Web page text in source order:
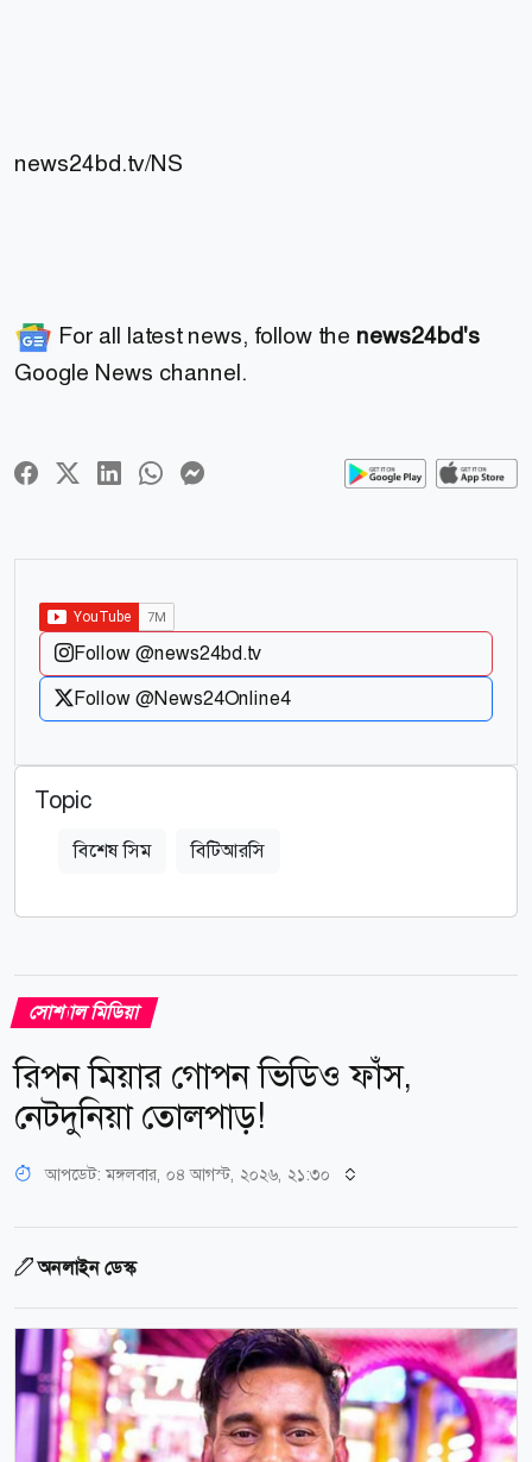
news24bd.tv/NS
For all latest news, follow the news24bd's
Google News channel.
Follow @news24bd.tv
Follow @News24Online4
Topic
বিশেষ সিম বিটিআরসি
সোশ্যাল মিডিয়া
রিপন মিয়ার গোপন ভিডিও ফাঁস,
নেটদুনিয়া তোলপাড়!
আপডেট: মঙ্গলবার, ০৪ আগস্ট, ২০২৬, ২১:৩০
অনলাইন ডেস্ক